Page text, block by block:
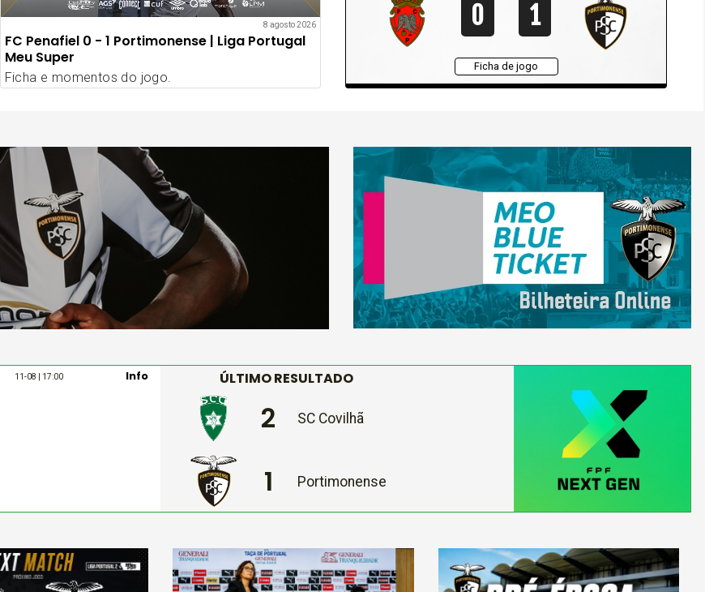
8 agosto 2026
FC Penafiel 0 - 1 Portimonense | Liga Portugal
Meu Super
Ficha e momentos do jogo.
0 1
Ficha de jogo
11-08 | 17:00 Info ÚLTIMO RESULTADO
2 SC Covilhã
1 Portimonense